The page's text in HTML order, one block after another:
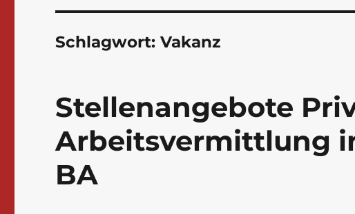
Schlagwort:Vakanz
Stellenangebote
Arbeitsvermittlung
BA